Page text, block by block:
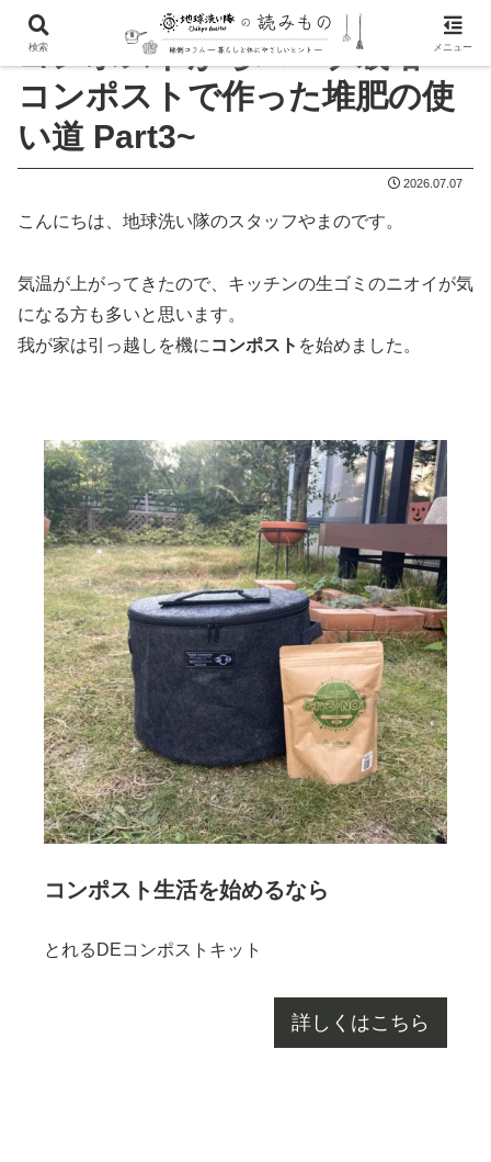
コンポストからハーブ栽培 ~
コンポストで作った堆肥の使
い道 Part3~
2026.07.07
こんにちは、地球洗い隊のスタッフやまのです。
気温が上がってきたので、キッチンの生ゴミのニオイが気
になる方も多いと思います。
我が家は引っ越しを機に コンポスト を始めました。
コンポスト生活を始めるなら
とれるDEコンポストキット
詳しくはこちら
検索 メニュー